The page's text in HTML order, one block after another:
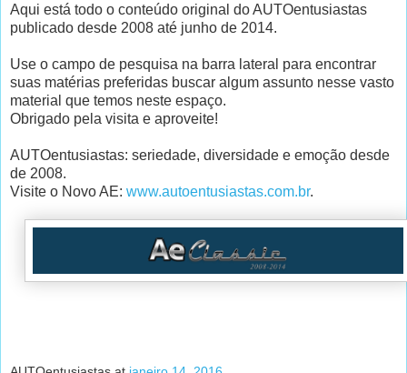
Aqui está todo o conteúdo original do AUTOentusiastas
publicado desde 2008 até junho de 2014.
Use o campo de pesquisa na barra lateral para encontrar
suas matérias preferidas buscar algum assunto nesse vasto
material que temos neste espaço.
Obrigado pela visita e aproveite!
AUTOentusiastas: seriedade, diversidade e emoção desde
de 2008.
Visite o Novo AE: www.autoentusiastas.com.br.